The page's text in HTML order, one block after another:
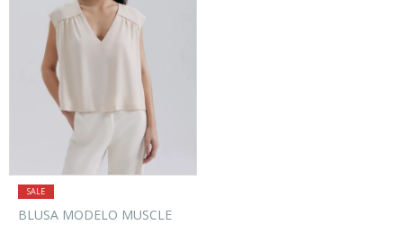
BLUSA MODELO MUSCLE